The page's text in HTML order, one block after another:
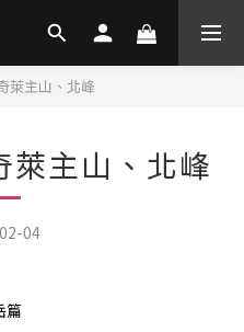
萊主山、北峰
萊主山、北峰
04
篇